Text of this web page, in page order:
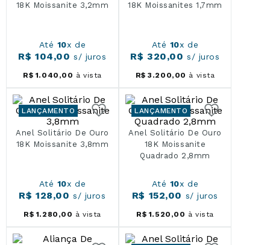
18K Moissanite 3,2mm
Até 10x de
R$ 104,00 s/ juros
R$ 1. 040 ,00 à vista
18K Moissanites 1,7mm
Até 10x de
R$ 320,00 s/ juros
R$ 3 .200, 00 à vista
LANÇAMENTO
Anel Solitário De Ouro
18K Moissanite 3,8mm
Até 10x de
R$ 128,00 s/ juros
R$ 1. 280 ,00 à vista
LANÇAMENTO
Anel Solitário De Ouro
18K Moissanite
Quadrado 2,8mm
Até 10x de
R$ 152,00 s/ juros
R$ 1. 520 ,00 à vista